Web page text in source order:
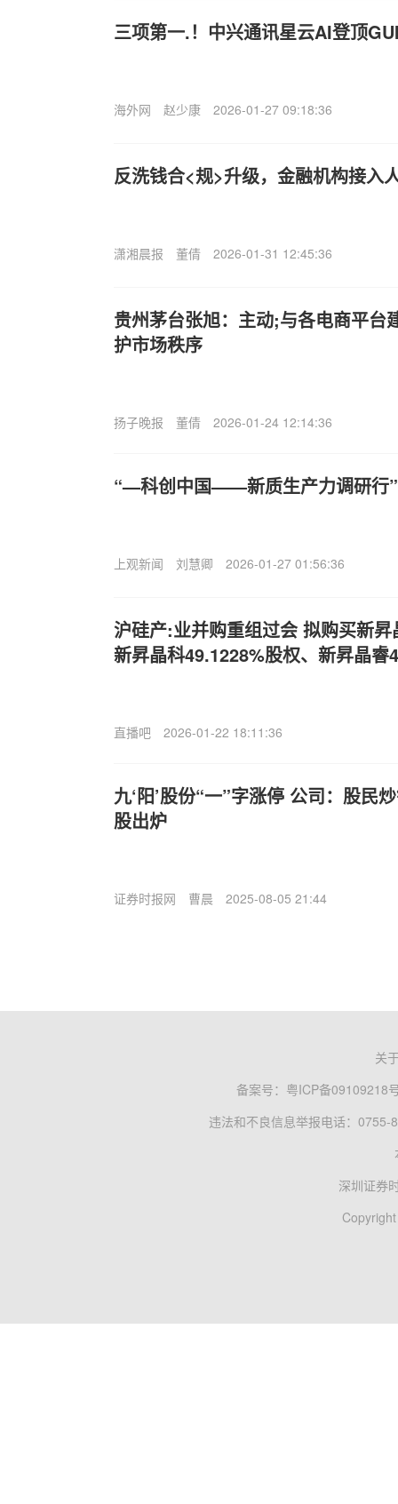
三项第一.！中兴通讯星云AI登顶
海外网 赵少康 2026-01-27 09:18:36
反洗钱合<规>升级，金融机构接入
潇湘晨报 董倩 2026-01-31 12:45:36
贵州茅台张旭：主动;与各电商平台
护市场秩序
扬子晚报 董倩 2026-01-24 12:14:36
“—科创中国——新质生产力调研行
上观新闻 刘慧卿 2026-01-27 01:56:36
沪硅产:业并购重组过会 拟购买新
新昇晶科49.1228%股权、新昇晶睿
直播吧 2026-01-22 18:11:36
九‘阳’股份“一”字涨停 公司：股民
股出炉
证券时报网 曹晨 2025-08-05 21:44
关
备案号： 粤ICP备09109218
违法和不良信息举报电话：0755-
深圳证券